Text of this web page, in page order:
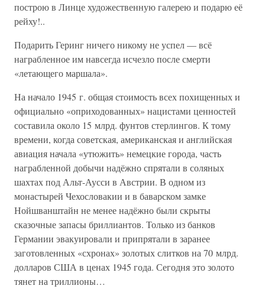
построю в Линце художественную галерею и подарю её
рейху!..
Подарить Геринг ничего никому не успел — всё
награбленное им навсегда исчезло после смерти
«летающего маршала».
На начало 1945 г. общая стоимость всех похищенных и
официально «оприходованных» нацистами ценностей
составила около 15 млрд. фунтов стерлингов. К тому
времени, когда советская, американская и английская
авиация начала «утюжить» немецкие города, часть
награбленной добычи надёжно спрятали в соляных
шахтах под Альт-Аусси в Австрии. В одном из
монастырей Чехословакии и в баварском замке
Нойшванштайн не менее надёжно были скрыты
сказочные запасы бриллиантов. Только из банков
Германии эвакуировали и припрятали в заранее
заготовленных «схронах» золотых слитков на 70 млрд.
долларов США в ценах 1945 года. Сегодня это золото
тянет на триллионы…